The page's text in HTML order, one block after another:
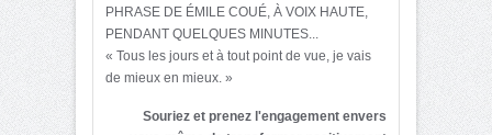
PHRASE DE ÉMILE COUÉ, À VOIX HAUTE,
PENDANT QUELQUES MINUTES...
« Tous les jours et à tout point de vue, je vais
de mieux en mieux. »
Souriez et prenez l'engagement envers